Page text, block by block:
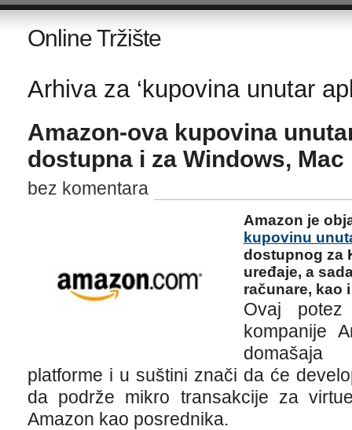
Online Tržište
Arhiva za ‘kupovina unutar
Amazon-ova kupovina
dostupna i za Windows, Mac
bez komentara
Amazon je
kupovinu
dostupnog za
uređaje, a
računare, kao
Ovaj
kompanije
platforme i u suštini znači da će
da podrže mikro transakcije za
Amazon kao posrednika.